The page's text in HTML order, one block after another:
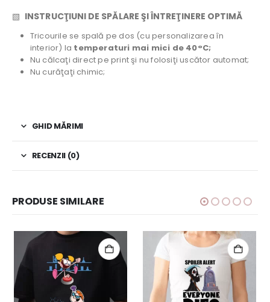
▧ INSTRUCŢIUNI DE SPĂLARE ŞI ÎNTREŢINERE OPTIMĂ
Tricourile se spală pe dos (cu personalizarea în
interior) la temperaturi mai mici de 40°C;
Nu călcaţi direct pe print şi nu folosiţi uscător automat;
Nu curăţaţi chimic;
GHID MĂRIMI
RECENZII (0)
PRODUSE SIMILARE